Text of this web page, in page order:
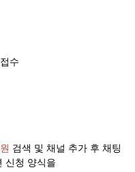
수
검색 및 채널 추가 후 채팅
신청 양식을